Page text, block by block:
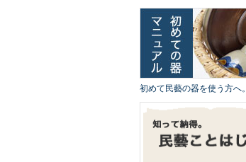
初めて民藝の器を使う方へ。